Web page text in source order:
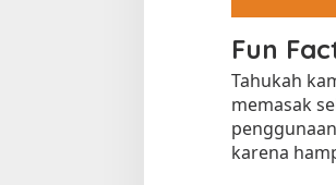
Fun
Tahukah
memasak
karena